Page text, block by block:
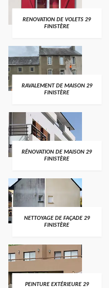
RENOVATION DE VOLETS 29
FINISTÈRE
RAVALEMENT DE MAISON 29
FINISTÈRE
RÉNOVATION DE MAISON 29
FINISTÈRE
NETTOYAGE DE FAÇADE 29
FINISTÈRE
PEINTURE EXTÉRIEURE 29